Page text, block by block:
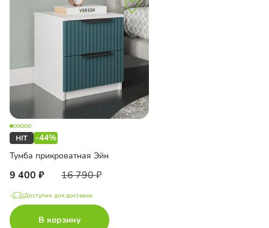
-44%
Тумба прикроватная Эйн
9 400 16 790
Доступно для доставки
В корзину